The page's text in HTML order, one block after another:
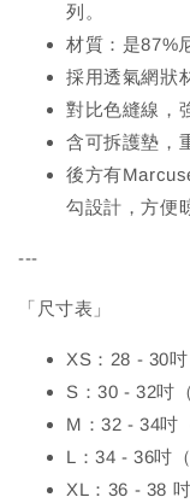
列。
材質：是87%
採用透氣網狀
對比色縫線，
含可拆護墊，
後方有
勾設計，方便
---
「尺寸表」
XS：28 - 30吋
S：30 - 32吋
M：32 - 34吋
L：34 - 36吋
XL：36 - 38